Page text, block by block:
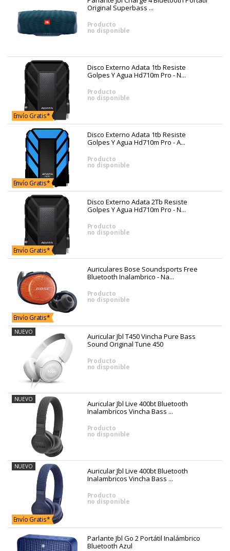
Original Superbass ...
Producto
no disponible
Envío Gratis*
Disco Externo Adata 1tb Resiste
Golpes Y Agua Hd710m Pro - N...
Producto
no disponible
Envío Gratis*
Disco Externo Adata 1tb Resiste
Golpes Y Agua Hd710m Pro - A...
Producto
no disponible
Envío Gratis*
Disco Externo Adata 2Tb Resiste
Golpes Y Agua Hd710m Pro - N...
Producto
no disponible
Envío Gratis*
Auriculares Bose Soundsports Free
Bluetooth Inalambrico - Na...
Producto
no disponible
NUEVO
Auricular Jbl T450 Vincha Pure Bass
Sound Original Tune 450
Producto
no disponible
NUEVO
Auricular Jbl Live 400bt Bluetooth
Inalambricos Vincha Bass ...
Producto
no disponible
Envío Gratis*
NUEVO
Auricular Jbl Live 400bt Bluetooth
Inalambricos Vincha Bass ...
Producto
no disponible
Parlante Jbl Go 2 Portátil Inalámbrico
Bluetooth Azul